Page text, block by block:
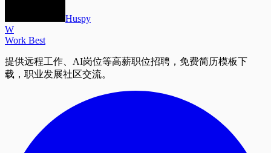
Huspy
W
Work Best
提供远程工作、AI岗位等高薪职位招聘，免费简历模板下
载，职业发展社区交流。